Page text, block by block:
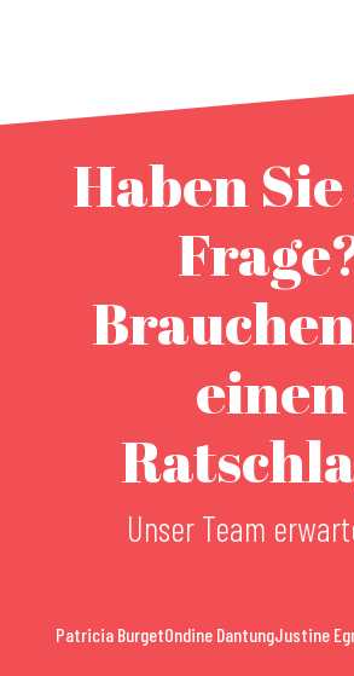
Haben
einen
Unser Team
Patricia BurgetOndine DantungJustine